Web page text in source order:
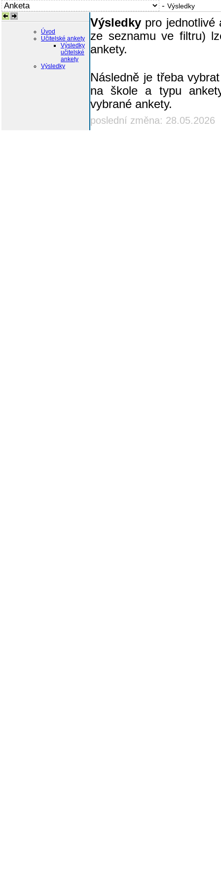
- Výsledky
Úvod
Učitelské ankety
Výsledky
učitelské
ankety
Výsledky
Výsledky pro jednotlivé
ze seznamu ve filtru)
ankety.
Následně je třeba
na škole a typu
vybrané ankety.
poslední změna: 28.05.2026